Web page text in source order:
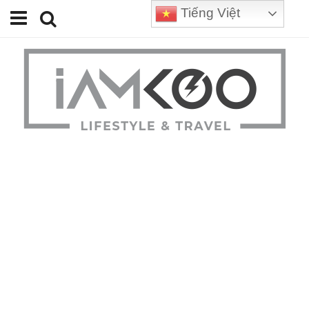
Home
Travel
Lifestyle
Tiếng Việt